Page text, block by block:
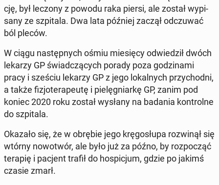
cję, był leczony z powodu raka piersi, ale został wy­pi­
sa­ny ze szpi­ta­la. Dwa lata później zaczął od­czu­wać
ból pleców.
W ciągu na­stęp­nych ośmiu mie­się­cy od­wie­dził dwóch
lekarzy GP świad­czą­cych porady poza go­dzi­na­mi
pracy i sześciu lekarzy GP z jego lo­kal­nych przy­chod­ni,
a także fi­zjo­te­ra­peu­tę i pie­lę­gniar­kę GP, zanim pod
koniec 2020 roku został wysłany na badania kon­tro­l­ne
do szpi­ta­la.
Okazało się, że w obrębie jego krę­go­słu­pa roz­wi­nął się
wtórny no­wo­twór, ale było już za późno, by roz­po­cząć
terapię i pacjent trafił do ho­spi­cjum, gdzie po jakimś
czasie zmarł.